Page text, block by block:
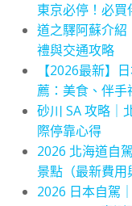
東京必停！必
道之驛阿蘇介
禮與交通攻略
【2026最新】
薦：美食、伴
砂川 SA 攻略｜
際停靠心得
2026 北海道自
景點（最新費用
2026 日本自駕